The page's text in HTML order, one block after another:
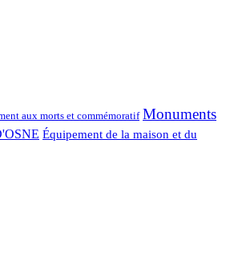
aux morts et commémoratif Monuments
Équipement de la maison et du